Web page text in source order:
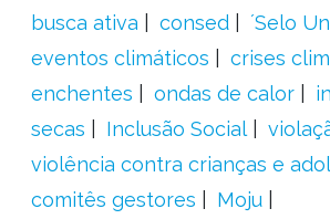
busca ativa
consed
´Selo
eventos climáticos
crises
enchentes
ondas de calor
secas
Inclusão Social
violência contra crianças e
comitês gestores
Moju